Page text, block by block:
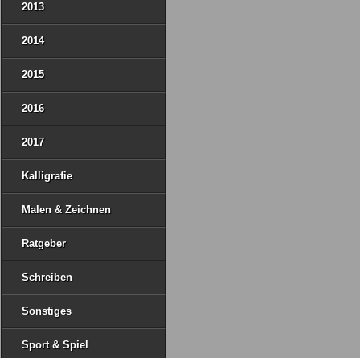
2013
2014
2015
2016
2017
Kalligrafie
Malen & Zeichnen
Ratgeber
Schreiben
Sonstiges
Sport & Spiel